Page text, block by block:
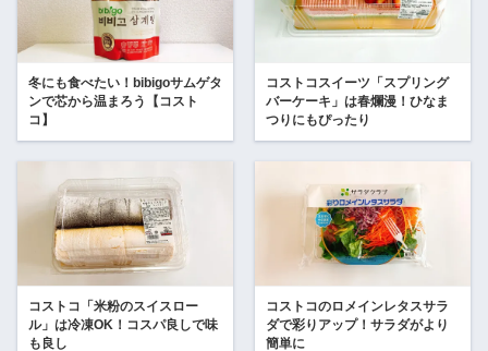
冬にも食べたい！bibigoサムゲタ
ンで芯から温まろう【コスト
コ】
コストコスイーツ「スプリング
バーケーキ」は春爛漫！ひなま
つりにもぴったり
コストコ「米粉のスイスロー
ル」は冷凍OK！コスパ良しで味
も良し
コストコのロメインレタスサラ
ダで彩りアップ！サラダがより
簡単に